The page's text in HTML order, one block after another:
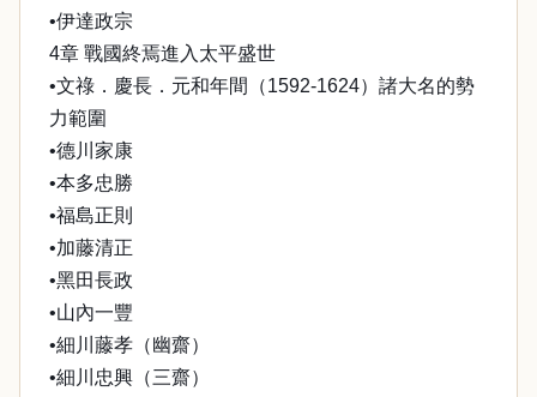
•伊達政宗
4章 戰國終焉進入太平盛世
•文祿．慶長．元和年間（1592-1624）諸大名的勢
力範圍
•德川家康
•本多忠勝
•福島正則
•加藤清正
•黑田長政
•山內一豐
•細川藤孝（幽齋）
•細川忠興（三齋）